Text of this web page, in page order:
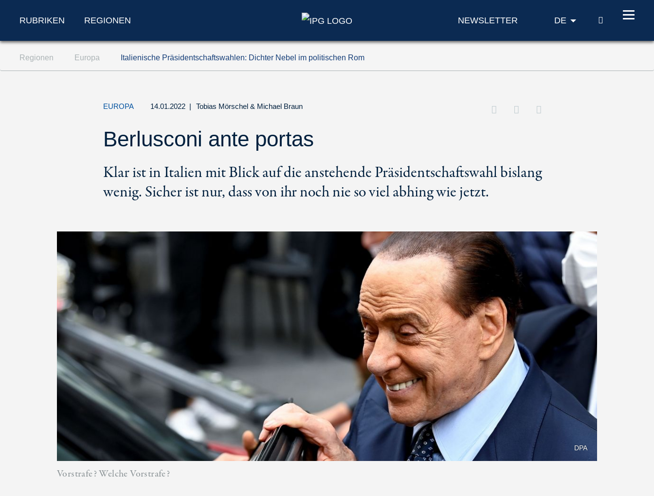
Zum Inhalt springen (Accesskey '1')
Zur Suche springen (Accesskey '2')
RUBRIKEN REGIONEN NEWSLETTER DE SUCHE
Regionen Europa Italienische Präsidentschaftswahlen: Dichter Nebel im politischen Rom
EUROPA 14.01.2022 | Tobias Mörschel & Michael Braun
Berlusconi ante portas
Klar ist in Italien mit Blick auf die anstehende Präsidentschaftswahl bislang
wenig. Sicher ist nur, dass von ihr noch nie so viel abhing wie jetzt.
DPA
Vorstrafe? Welche Vorstrafe?